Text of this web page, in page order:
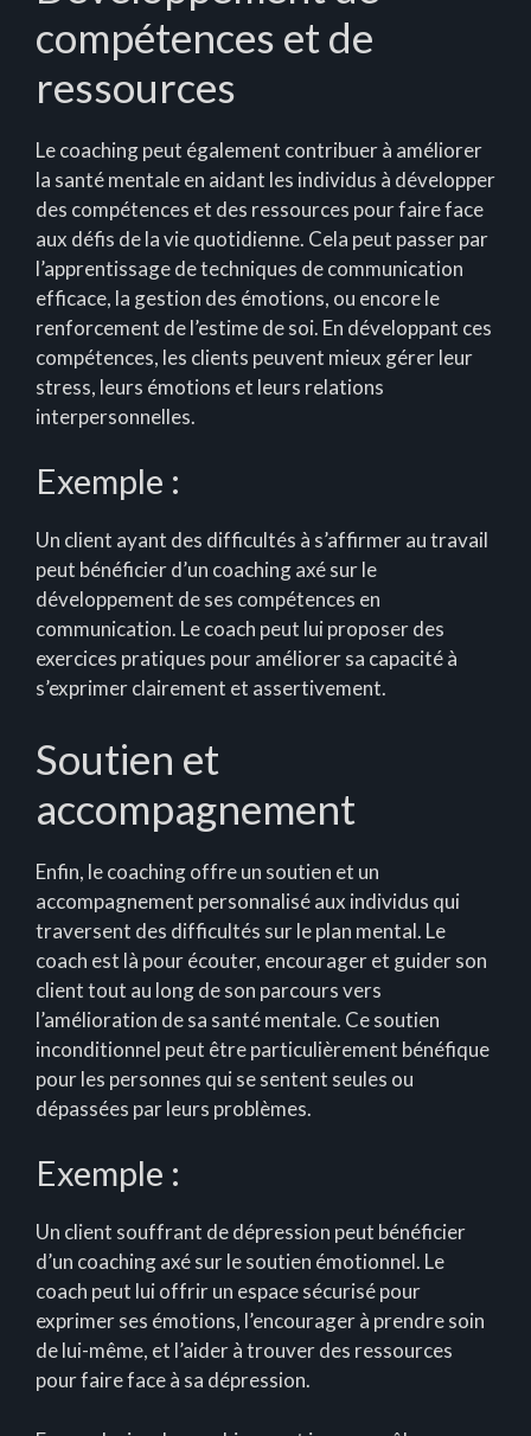
compétences et de
ressources
Le coaching peut également contribuer à améliorer
la santé mentale en aidant les individus à développer
des compétences et des ressources pour faire face
aux défis de la vie quotidienne. Cela peut passer par
l’apprentissage de techniques de communication
efficace, la gestion des émotions, ou encore le
renforcement de l’estime de soi. En développant ces
compétences, les clients peuvent mieux gérer leur
stress, leurs émotions et leurs relations
interpersonnelles.
Exemple :
Un client ayant des difficultés à s’affirmer au travail
peut bénéficier d’un coaching axé sur le
développement de ses compétences en
communication. Le coach peut lui proposer des
exercices pratiques pour améliorer sa capacité à
s’exprimer clairement et assertivement.
Soutien et
accompagnement
Enfin, le coaching offre un soutien et un
accompagnement personnalisé aux individus qui
traversent des difficultés sur le plan mental. Le
coach est là pour écouter, encourager et guider son
client tout au long de son parcours vers
l’amélioration de sa santé mentale. Ce soutien
inconditionnel peut être particulièrement bénéfique
pour les personnes qui se sentent seules ou
dépassées par leurs problèmes.
Exemple :
Un client souffrant de dépression peut bénéficier
d’un coaching axé sur le soutien émotionnel. Le
coach peut lui offrir un espace sécurisé pour
exprimer ses émotions, l’encourager à prendre soin
de lui-même, et l’aider à trouver des ressources
pour faire face à sa dépression.